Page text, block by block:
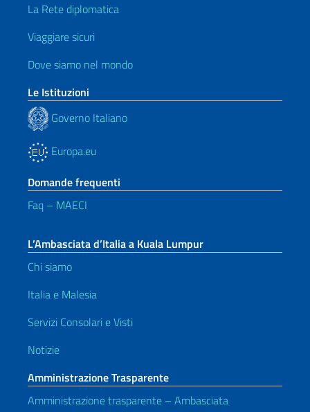
La Rete diplomatica
Viaggiare sicuri
Dove siamo nel mondo
Le Istituzioni
Governo Italiano
Europa.eu
Domande frequenti
Faq – MAECI
L’Ambasciata d’Italia a Kuala Lumpur
Chi siamo
Italia e Malesia
Servizi Consolari e Visti
Notizie
Amministrazione Trasparente
Amministrazione trasparente – Ambasciata